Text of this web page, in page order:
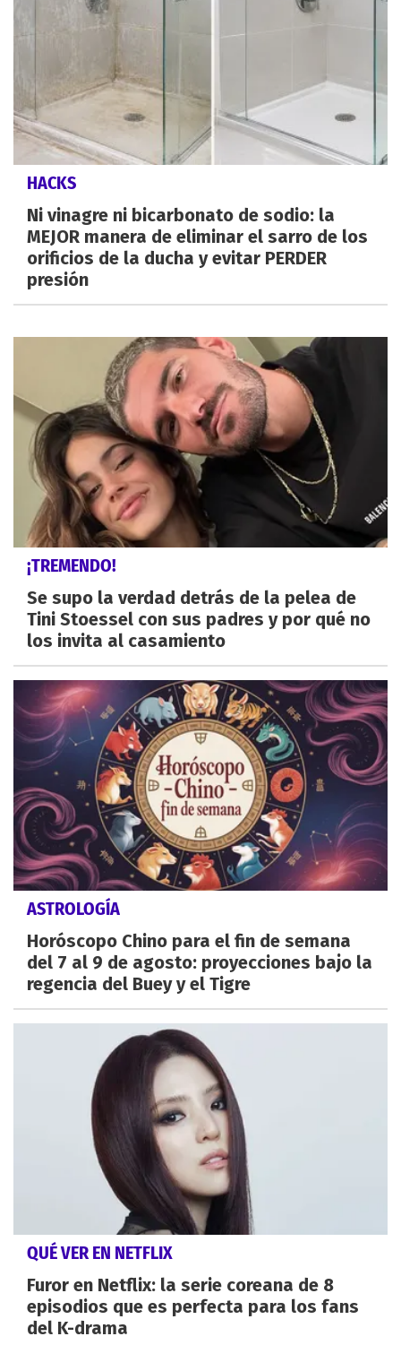
HACKS
Ni vinagre ni bicarbonato de sodio: la
MEJOR manera de eliminar el sarro de los
orificios de la ducha y evitar PERDER
presión
¡TREMENDO!
Se supo la verdad detrás de la pelea de
Tini Stoessel con sus padres y por qué no
los invita al casamiento
ASTROLOGÍA
Horóscopo Chino para el fin de semana
del 7 al 9 de agosto: proyecciones bajo la
regencia del Buey y el Tigre
QUÉ VER EN NETFLIX
Furor en Netflix: la serie coreana de 8
episodios que es perfecta para los fans
del K-drama